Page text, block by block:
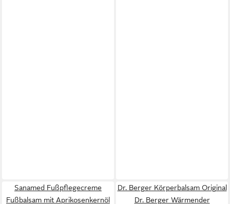
Sanamed Fußpflegecreme
Fußbalsam mit Aprikosenkernöl
Dr. Berger Körperbalsam Original
Dr. Berger Wärmender